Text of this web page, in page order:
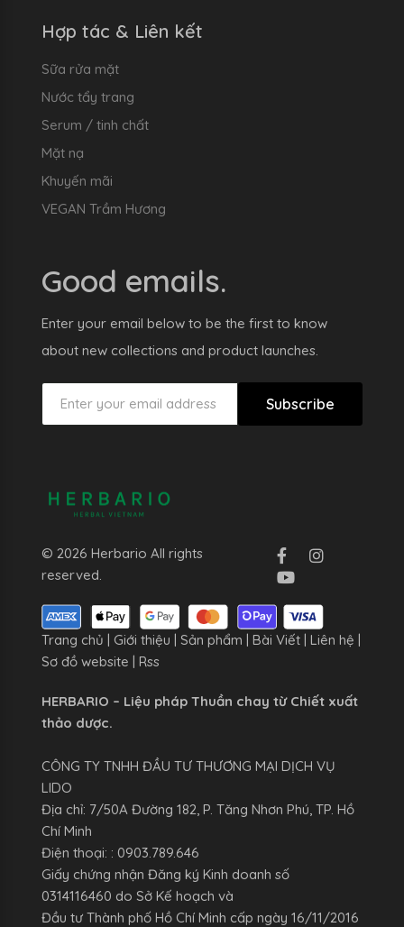
Hợp tác & Liên kết
Sữa rửa mặt
Nước tẩy trang
Serum / tinh chất
Mặt nạ
Khuyến mãi
VEGAN Trầm Hương
Good emails.
Enter your email below to be the first to know
about new collections and product launches.
Subscribe
© 2026 Herbario All rights
reserved.
Trang chủ Giới thiệu Sản phẩm Bài Viết Liên hệ
Sơ đồ website
Rss
HERBARIO – Liệu pháp Thuần chay từ Chiết xuất
thảo dược.
CÔNG TY TNHH ĐẦU TƯ THƯƠNG MẠI DỊCH VỤ
LIDO
Địa chỉ: 7/50A Đường 182, P. Tăng Nhơn Phú, TP. Hồ
Chí Minh
Điện thoại: : 0903.789.646
Giấy chứng nhận Đăng ký Kinh doanh số
0314116460 do Sở Kế hoạch và
Đầu tư Thành phố Hồ Chí Minh cấp ngày 16/11/2016